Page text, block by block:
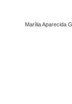
Marília Aparecida